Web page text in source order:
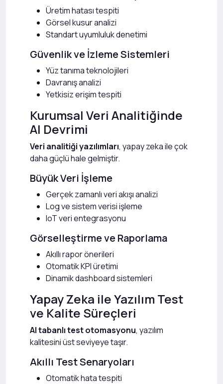
Üretim hatası tespiti
Görsel kusur analizi
Standart uyumluluk denetimi
Güvenlik ve İzleme Sistemleri
Yüz tanıma teknolojileri
Davranış analizi
Yetkisiz erişim tespiti
Kurumsal Veri Analitiğinde
AI Devrimi
Veri analitiği yazılımları, yapay zeka ile çok
daha güçlü hale gelmiştir.
Büyük Veri İşleme
Gerçek zamanlı veri akışı analizi
Log ve sistem verisi işleme
IoT veri entegrasyonu
Görselleştirme ve Raporlama
Akıllı rapor önerileri
Otomatik KPI üretimi
Dinamik dashboard sistemleri
Yapay Zeka ile Yazılım Test
ve Kalite Süreçleri
AI tabanlı test otomasyonu, yazılım
kalitesini üst seviyeye taşır.
Akıllı Test Senaryoları
Otomatik hata tespiti